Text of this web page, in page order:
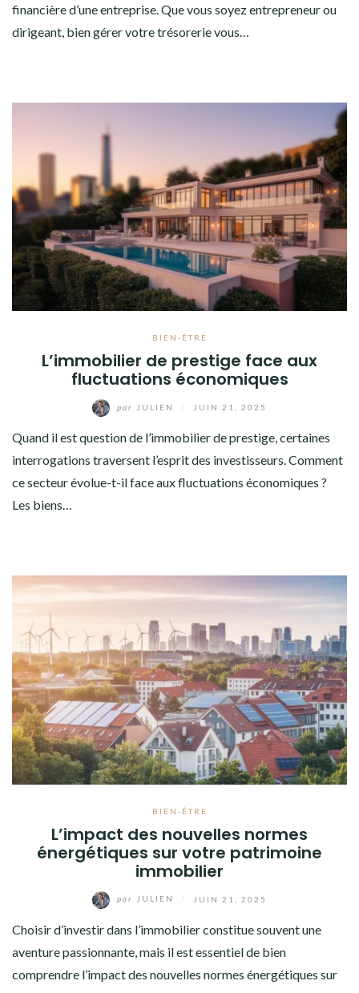
financière d’une entreprise. Que vous soyez entrepreneur ou
dirigeant, bien gérer votre trésorerie vous…
BIEN-ÊTRE
L’immobilier de prestige face aux
fluctuations économiques
par JULIEN JUIN 21, 2025
Quand il est question de l’immobilier de prestige, certaines
interrogations traversent l’esprit des investisseurs. Comment
ce secteur évolue-t-il face aux fluctuations économiques ?
Les biens…
BIEN-ÊTRE
L’impact des nouvelles normes
énergétiques sur votre patrimoine
immobilier
par JULIEN JUIN 21, 2025
Choisir d’investir dans l’immobilier constitue souvent une
aventure passionnante, mais il est essentiel de bien
comprendre l’impact des nouvelles normes énergétiques sur